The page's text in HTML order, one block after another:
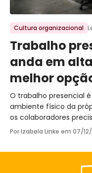
Cultura organizacional
Trabalho
anda em
melhor
O trabalho presencial
ambiente físico da
os colaboradores
local de trabalho
Por Izabela Linke em 07/